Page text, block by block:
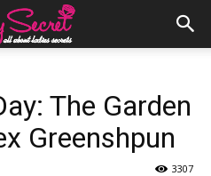
The Garden
Greenshpun
3307